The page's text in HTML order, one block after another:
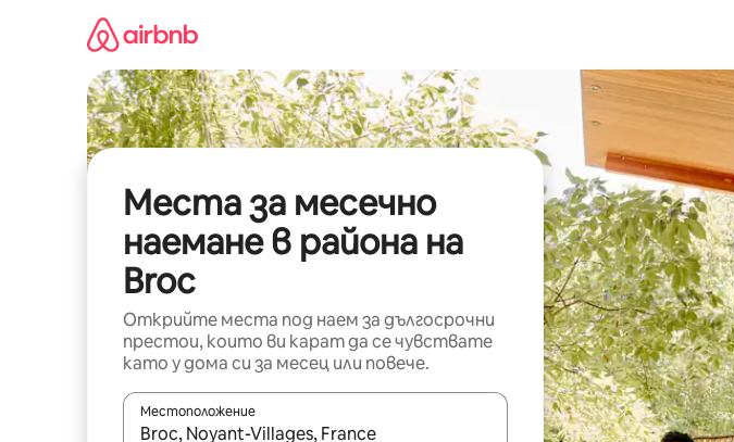
съдържанието
Места за месечно
наемане в района на
Broc
Открийте места под наем за дългосрочни
престои, които ви карат да се чувствате
като у дома си за месец или повече.
Местоположение
Когато резултатите се покажат, използвайте клавишите със стрелки